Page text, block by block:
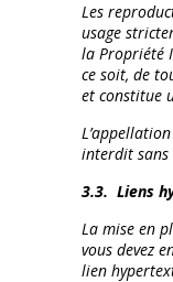
Les
usage
la Propriété
ce soit, de
et constitue
interdit sans
3.3. Liens
La mise en
vous devez
lien